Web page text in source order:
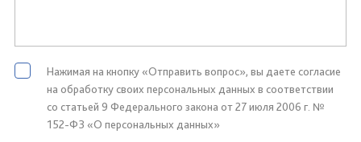
Нажимая на кнопку «Отправить вопрос», вы даете согласие
на обработку своих персональных данных в соответствии
со статьей 9 Федерального закона от 27 июля 2006 г. №
152-ФЗ «О персональных данных»